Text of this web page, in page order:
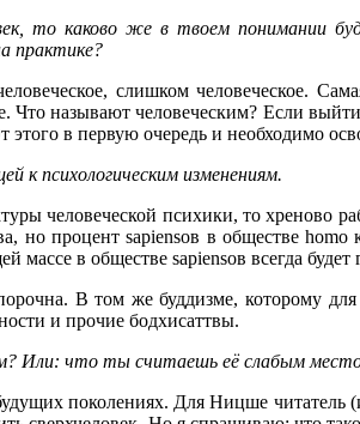
то каково же в твоем понимании
практике?
слишком человеческое.
называют человеческим? Если
этого в первую очередь и необходимо
к психологическим изменениям.
человеческой психики, то хреново
но процент sapiensов в обществе
в обществе sapiensов всегда будет
В том же буддизме, которому для
и прочие бодхисаттвы.
Или: что ты считаешь её слабым
поколениях. Для Ницше читатель